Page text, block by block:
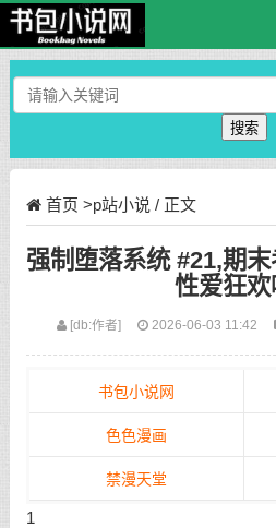
搜索
首页 >p站小说 / 正文
强制堕落系统 #21,期
性爱狂欢
[db:作者] 2026-06-03 11:42
书包小说网
色色漫画
禁漫天堂
1